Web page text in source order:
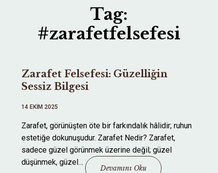
Tag:
#zarafetfelsefesi
Zarafet Felsefesi: Güzelliğin
Sessiz Bilgesi
14 EKIM 2025
Zarafet, görünüşten öte bir farkındalık hâlidir; ruhun
estetiğe dokunuşudur. Zarafet Nedir? Zarafet,
sadece güzel görünmek üzerine değil; güzel
düşünmek, güzel…
Devamını Oku
HAKKIMDA
DANIŞMANLIK
İLETİŞİM